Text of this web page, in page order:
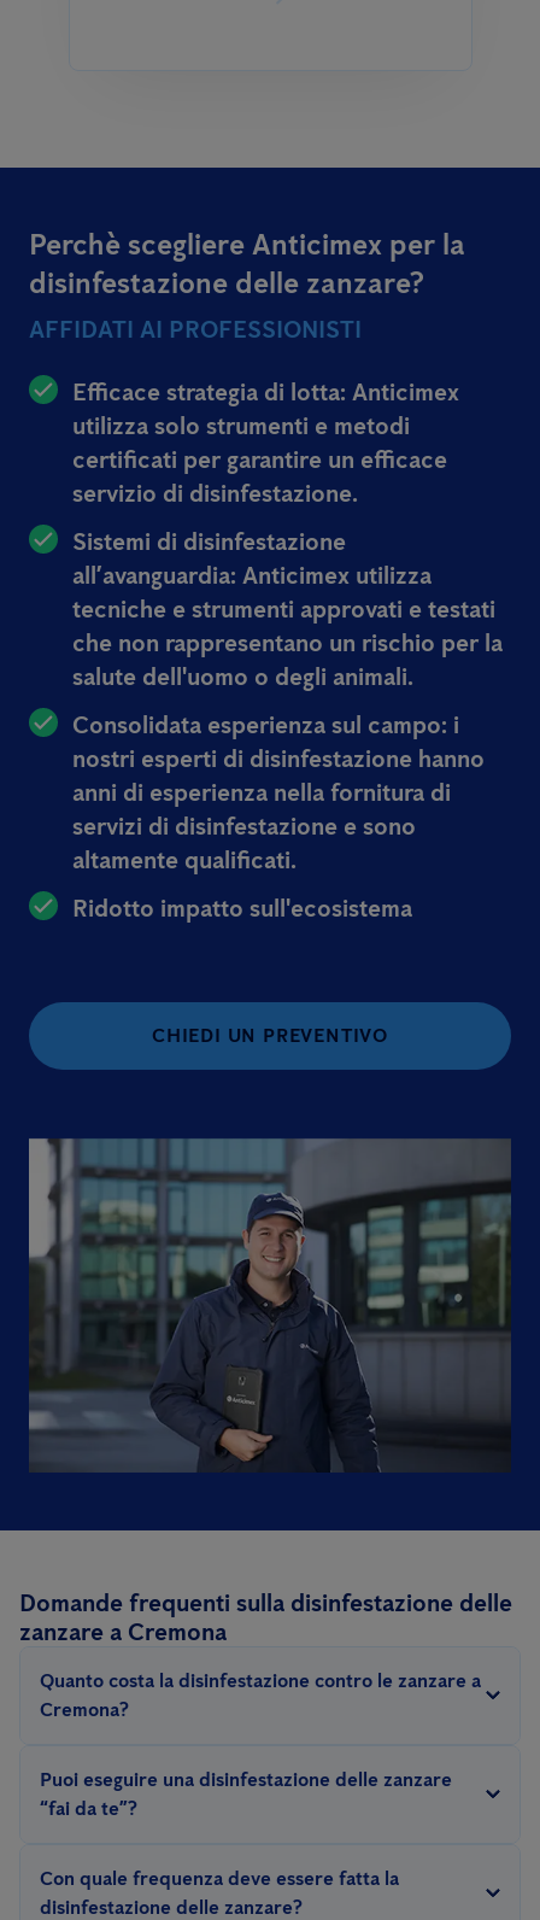
Perchè scegliere Anticimex per la
disinfestazione delle zanzare?
AFFIDATI AI PROFESSIONISTI
Efficace strategia di lotta: Anticimex
utilizza solo strumenti e metodi
certificati per garantire un efficace
servizio di disinfestazione.
Sistemi di disinfestazione
all’avanguardia: Anticimex utilizza
tecniche e strumenti approvati e testati
che non rappresentano un rischio per la
salute dell'uomo o degli animali.
Consolidata esperienza sul campo: i
nostri esperti di disinfestazione hanno
anni di esperienza nella fornitura di
servizi di disinfestazione e sono
altamente qualificati.
Ridotto impatto sull'ecosistema
CHIEDI UN PREVENTIVO
Domande frequenti sulla disinfestazione delle
zanzare a Cremona
Quanto costa la disinfestazione contro le zanzare a
Cremona?
diversi fattori quali: la gravità dell'infestazione, le dimensioni
con successo le zanzare varia in base alla situazione riscontrata.
Puoi eseguire una disinfestazione delle zanzare
“fai da te”?
potrebbero avere come conseguenza il protrarsi
Con quale frequenza deve essere fatta la
disinfestazione delle zanzare?